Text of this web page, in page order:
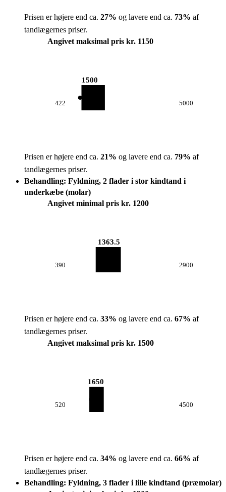
Prisen er højere end ca. 27% og lavere end ca. 73% af
tandlægernes priser.
Angivet maksimal pris kr. 1150
422
1500
5000
Prisen er højere end ca. 21% og lavere end ca. 79% af
tandlægernes priser.
Behandling: Fyldning, 2 flader i stor kindtand i
underkæbe (molar)
Angivet minimal pris kr. 1200
390
1363.5
2900
Prisen er højere end ca. 33% og lavere end ca. 67% af
tandlægernes priser.
Angivet maksimal pris kr. 1500
520
1650
4500
Prisen er højere end ca. 34% og lavere end ca. 66% af
tandlægernes priser.
Behandling: Fyldning, 3 flader i lille kindtand (præmolar)